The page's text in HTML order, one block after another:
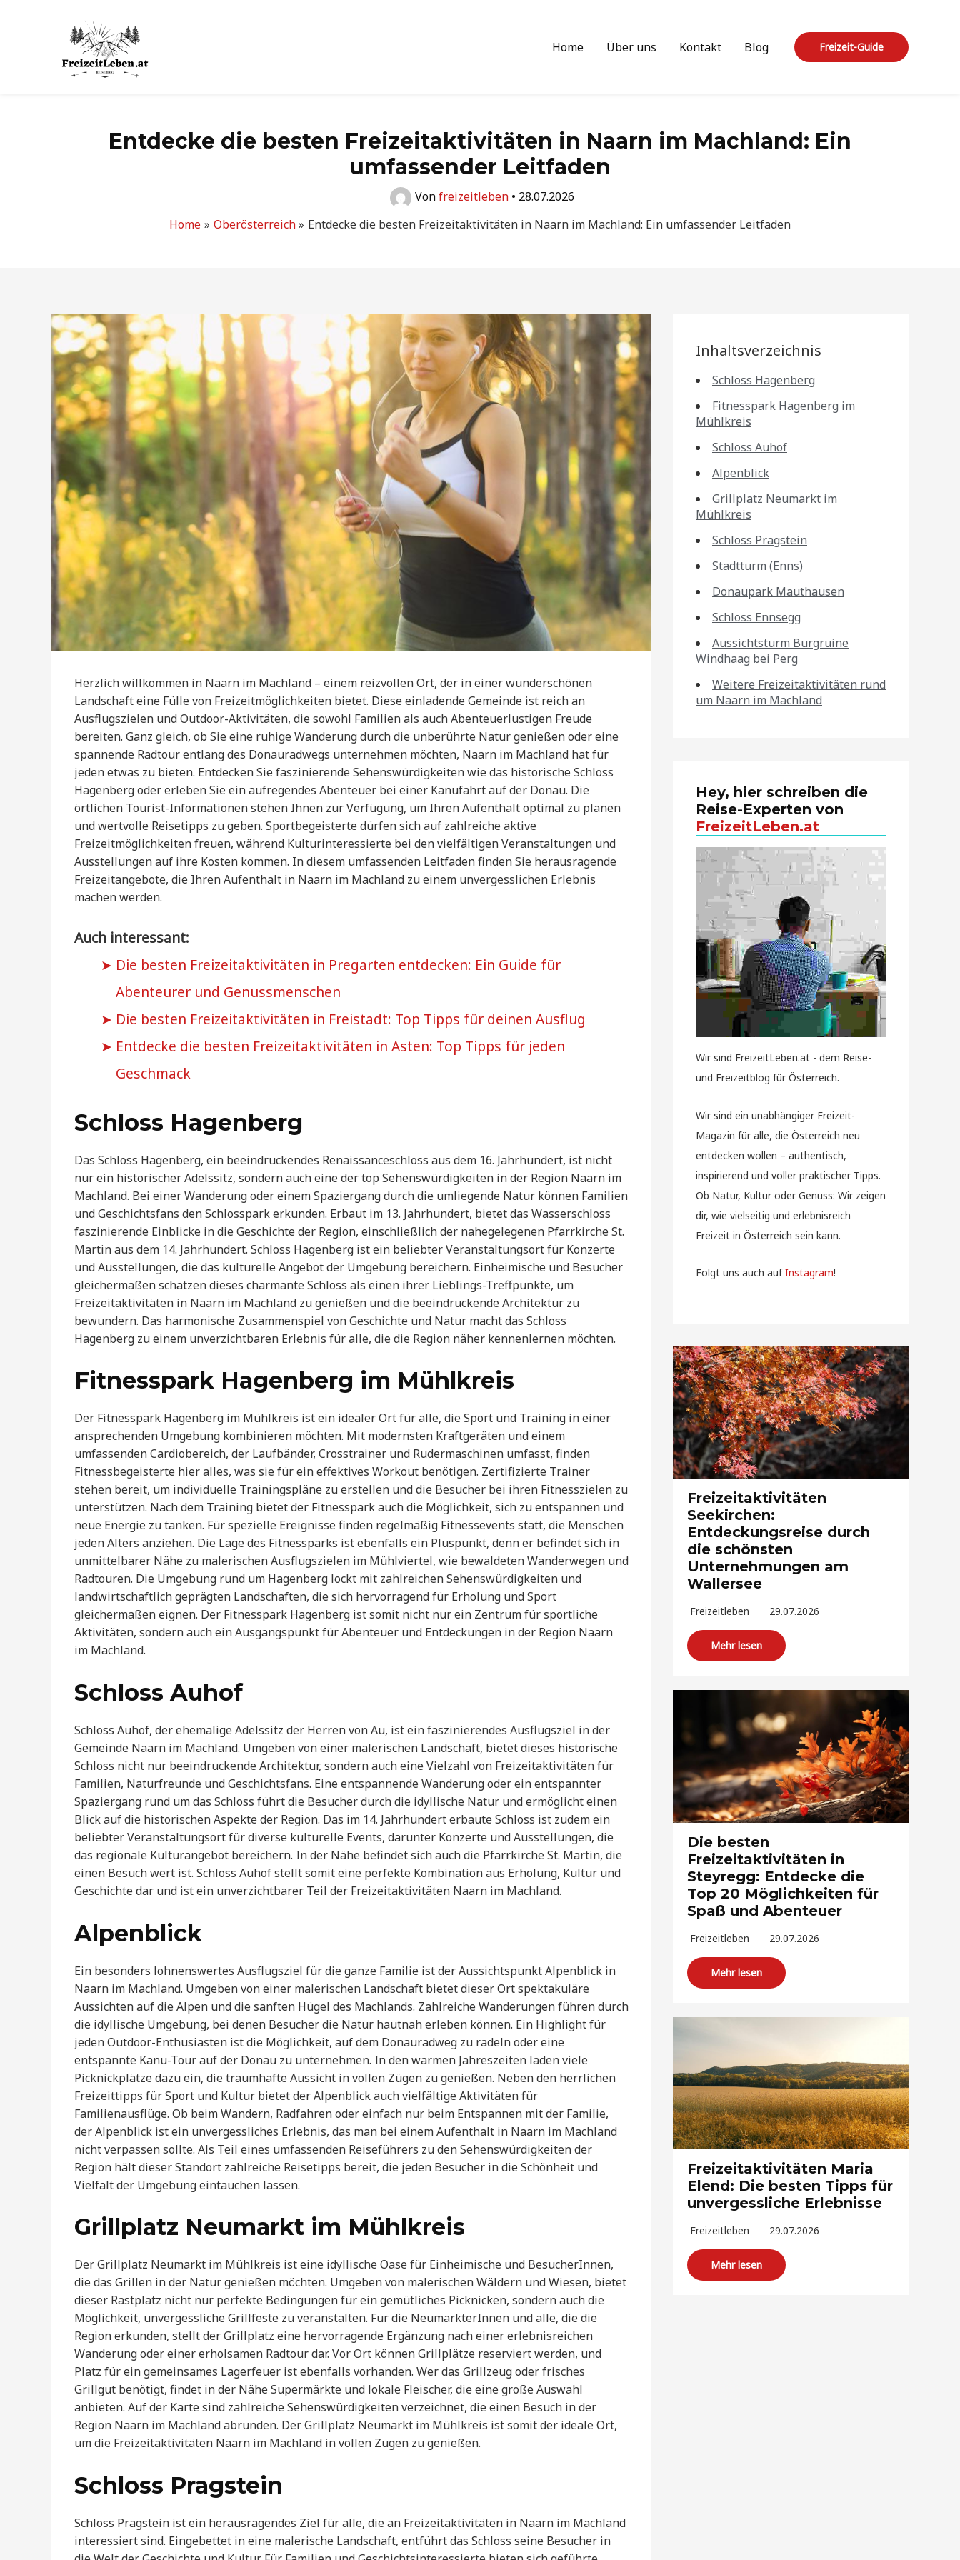
Home Über uns Kontakt Blog Freizeit-Guide
Entdecke die besten Freizeitaktivitäten in Naarn im Machland: Ein
umfassender Leitfaden
Vonfreizeitleben • 28.07.2026
Home
Oberösterreich Entdecke die besten Freizeitaktivitäten in Naarn im Machland: Ein umfassender Leitfaden
Herzlich willkommen in Naarn im Machland – einem reizvollen Ort, der in einer wunderschönen
Landschaft eine Fülle von Freizeitmöglichkeiten bietet. Diese einladende Gemeinde ist reich an
Ausflugszielen und Outdoor-Aktivitäten, die sowohl Familien als auch Abenteuerlustigen Freude
bereiten. Ganz gleich, ob Sie eine ruhige Wanderung durch die unberührte Natur genießen oder eine
spannende Radtour entlang des Donauradwegs unternehmen möchten, Naarn im Machland hat für
jeden etwas zu bieten. Entdecken Sie faszinierende Sehenswürdigkeiten wie das historische Schloss
Hagenberg oder erleben Sie ein aufregendes Abenteuer bei einer Kanufahrt auf der Donau. Die
örtlichen Tourist-Informationen stehen Ihnen zur Verfügung, um Ihren Aufenthalt optimal zu planen
und wertvolle Reisetipps zu geben. Sportbegeisterte dürfen sich auf zahlreiche aktive
Freizeitmöglichkeiten freuen, während Kulturinteressierte bei den vielfältigen Veranstaltungen und
Ausstellungen auf ihre Kosten kommen. In diesem umfassenden Leitfaden finden Sie herausragende
Freizeitangebote, die Ihren Aufenthalt in Naarn im Machland zu einem unvergesslichen Erlebnis
machen werden.
Auch interessant:
Die besten Freizeitaktivitäten in Pregarten entdecken: Ein Guide für
Abenteurer und Genussmenschen
Die besten Freizeitaktivitäten in Freistadt: Top Tipps für deinen Ausflug
Entdecke die besten Freizeitaktivitäten in Asten: Top Tipps für jeden
Geschmack
Schloss Hagenberg
Das Schloss Hagenberg, ein beeindruckendes Renaissanceschloss aus dem 16. Jahrhundert, ist nicht
nur ein historischer Adelssitz, sondern auch eine der top Sehenswürdigkeiten in der Region Naarn im
Machland. Bei einer Wanderung oder einem Spaziergang durch die umliegende Natur können Familien
und Geschichtsfans den Schlosspark erkunden. Erbaut im 13. Jahrhundert, bietet das Wasserschloss
faszinierende Einblicke in die Geschichte der Region, einschließlich der nahegelegenen Pfarrkirche St.
Martin aus dem 14. Jahrhundert. Schloss Hagenberg ist ein beliebter Veranstaltungsort für Konzerte
und Ausstellungen, die das kulturelle Angebot der Umgebung bereichern. Einheimische und Besucher
gleichermaßen schätzen dieses charmante Schloss als einen ihrer Lieblings-Treffpunkte, um
Freizeitaktivitäten in Naarn im Machland zu genießen und die beeindruckende Architektur zu
bewundern. Das harmonische Zusammenspiel von Geschichte und Natur macht das Schloss
Hagenberg zu einem unverzichtbaren Erlebnis für alle, die die Region näher kennenlernen möchten.
Fitnesspark Hagenberg im Mühlkreis
Der Fitnesspark Hagenberg im Mühlkreis ist ein idealer Ort für alle, die Sport und Training in einer
ansprechenden Umgebung kombinieren möchten. Mit modernsten Kraftgeräten und einem
umfassenden Cardiobereich, der Laufbänder, Crosstrainer und Rudermaschinen umfasst, finden
Fitnessbegeisterte hier alles, was sie für ein effektives Workout benötigen. Zertifizierte Trainer
stehen bereit, um individuelle Trainingspläne zu erstellen und die Besucher bei ihren Fitnesszielen zu
unterstützen. Nach dem Training bietet der Fitnesspark auch die Möglichkeit, sich zu entspannen und
neue Energie zu tanken. Für spezielle Ereignisse finden regelmäßig Fitnessevents statt, die Menschen
jeden Alters anziehen. Die Lage des Fitnessparks ist ebenfalls ein Pluspunkt, denn er befindet sich in
unmittelbarer Nähe zu malerischen Ausflugszielen im Mühlviertel, wie bewaldeten Wanderwegen und
Radtouren. Die Umgebung rund um Hagenberg lockt mit zahlreichen Sehenswürdigkeiten und
landwirtschaftlich geprägten Landschaften, die sich hervorragend für Erholung und Sport
gleichermaßen eignen. Der Fitnesspark Hagenberg ist somit nicht nur ein Zentrum für sportliche
Aktivitäten, sondern auch ein Ausgangspunkt für Abenteuer und Entdeckungen in der Region Naarn
im Machland.
Schloss Auhof
Schloss Auhof, der ehemalige Adelssitz der Herren von Au, ist ein faszinierendes Ausflugsziel in der
Gemeinde Naarn im Machland. Umgeben von einer malerischen Landschaft, bietet dieses historische
Schloss nicht nur beeindruckende Architektur, sondern auch eine Vielzahl von Freizeitaktivitäten für
Familien, Naturfreunde und Geschichtsfans. Eine entspannende Wanderung oder ein entspannter
Spaziergang rund um das Schloss führt die Besucher durch die idyllische Natur und ermöglicht einen
Blick auf die historischen Aspekte der Region. Das im 14. Jahrhundert erbaute Schloss ist zudem ein
beliebter Veranstaltungsort für diverse kulturelle Events, darunter Konzerte und Ausstellungen, die
das regionale Kulturangebot bereichern. In der Nähe befindet sich auch die Pfarrkirche St. Martin, die
einen Besuch wert ist. Schloss Auhof stellt somit eine perfekte Kombination aus Erholung, Kultur und
Geschichte dar und ist ein unverzichtbarer Teil der Freizeitaktivitäten Naarn im Machland.
Alpenblick
Ein besonders lohnenswertes Ausflugsziel für die ganze Familie ist der Aussichtspunkt Alpenblick in
Naarn im Machland. Umgeben von einer malerischen Landschaft bietet dieser Ort spektakuläre
Aussichten auf die Alpen und die sanften Hügel des Machlands. Zahlreiche Wanderungen führen durch
die idyllische Umgebung, bei denen Besucher die Natur hautnah erleben können. Ein Highlight für
jeden Outdoor-Enthusiasten ist die Möglichkeit, auf dem Donauradweg zu radeln oder eine
entspannte Kanu-Tour auf der Donau zu unternehmen. In den warmen Jahreszeiten laden viele
Picknickplätze dazu ein, die traumhafte Aussicht in vollen Zügen zu genießen. Neben den herrlichen
Freizeittipps für Sport und Kultur bietet der Alpenblick auch vielfältige Aktivitäten für
Familienausflüge. Ob beim Wandern, Radfahren oder einfach nur beim Entspannen mit der Familie,
der Alpenblick ist ein unvergessliches Erlebnis, das man bei einem Aufenthalt in Naarn im Machland
nicht verpassen sollte. Als Teil eines umfassenden Reiseführers zu den Sehenswürdigkeiten der
Region hält dieser Standort zahlreiche Reisetipps bereit, die jeden Besucher in die Schönheit und
Vielfalt der Umgebung eintauchen lassen.
Grillplatz Neumarkt im Mühlkreis
Der Grillplatz Neumarkt im Mühlkreis ist eine idyllische Oase für Einheimische und BesucherInnen,
die das Grillen in der Natur genießen möchten. Umgeben von malerischen Wäldern und Wiesen, bietet
dieser Rastplatz nicht nur perfekte Bedingungen für ein gemütliches Picknicken, sondern auch die
Möglichkeit, unvergessliche Grillfeste zu veranstalten. Für die NeumarkterInnen und alle, die die
Region erkunden, stellt der Grillplatz eine hervorragende Ergänzung nach einer erlebnisreichen
Wanderung oder einer erholsamen Radtour dar. Vor Ort können Grillplätze reserviert werden, und
Platz für ein gemeinsames Lagerfeuer ist ebenfalls vorhanden. Wer das Grillzeug oder frisches
Grillgut benötigt, findet in der Nähe Supermärkte und lokale Fleischer, die eine große Auswahl
anbieten. Auf der Karte sind zahlreiche Sehenswürdigkeiten verzeichnet, die einen Besuch in der
Region Naarn im Machland abrunden. Der Grillplatz Neumarkt im Mühlkreis ist somit der ideale Ort,
um die Freizeitaktivitäten Naarn im Machland in vollen Zügen zu genießen.
Schloss Pragstein
Schloss Pragstein ist ein herausragendes Ziel für alle, die an Freizeitaktivitäten in Naarn im Machland
interessiert sind. Eingebettet in eine malerische Landschaft, entführt das Schloss seine Besucher in
Inhaltsverzeichnis
Schloss Hagenberg
Fitnesspark Hagenberg im
Mühlkreis
Schloss Auhof
Alpenblick
Grillplatz Neumarkt im
Mühlkreis
Schloss Pragstein
Stadtturm (Enns)
Donaupark Mauthausen
Schloss Ennsegg
Aussichtsturm Burgruine
Windhaag bei Perg
Weitere Freizeitaktivitäten rund
um Naarn im Machland
Hey, hier schreiben die
Reise-Experten von
FreizeitLeben.at
Wir sind FreizeitLeben.at - dem Reise-
und Freizeitblog für Österreich.
Wir sind ein unabhängiger Freizeit-
Magazin für alle, die Österreich neu
entdecken wollen – authentisch,
inspirierend und voller praktischer Tipps.
Ob Natur, Kultur oder Genuss: Wir zeigen
dir, wie vielseitig und erlebnisreich
Freizeit in Österreich sein kann.
Folgt uns auch aufInstagram!
Freizeitaktivitäten
Seekirchen:
Entdeckungsreise durch
die schönsten
Unternehmungen am
Wallersee
Freizeitleben 29.07.2026
Mehr lesen
Die besten
Freizeitaktivitäten in
Steyregg: Entdecke die
Top 20 Möglichkeiten für
Spaß und Abenteuer
Freizeitleben 29.07.2026
Mehr lesen
Freizeitaktivitäten Maria
Elend: Die besten Tipps für
unvergessliche Erlebnisse
Freizeitleben 29.07.2026
Mehr lesen